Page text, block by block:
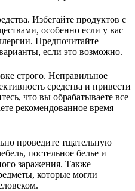
Избегайте продуктов с
особенно если у вас
Предпочитайте
если это возможно.
строго. Неправильное
средства и привести
что вы обрабатываете все
рекомендованное время
проведите тщательную
постельное белье и
заражения. Также
которые могли